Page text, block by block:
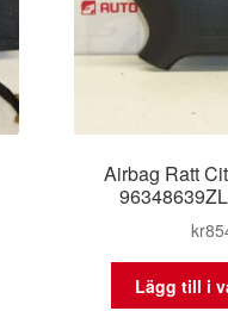
Airbag Ratt
kr
Lägg till i